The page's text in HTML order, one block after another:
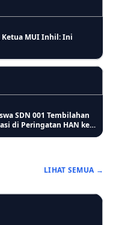
Ketua MUI Inhil: Ini
SDN 001 Tembilahan
di Peringatan HAN ke-
Pelangiran
Optimal
LIHAT SEMUA →